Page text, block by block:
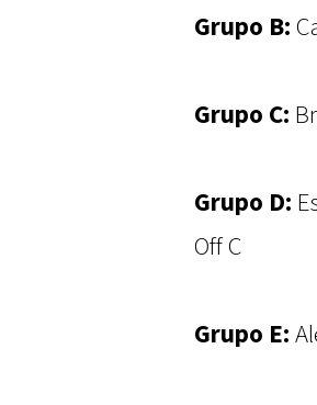
Grupo B:
Grupo C:
Grupo D:
Off C
Grupo E: